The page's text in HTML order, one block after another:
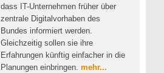
dass IT-Unternehmen früher über
zentrale Digitalvorhaben des
Bundes informiert werden.
Gleichzeitig sollen sie ihre
Erfahrungen künftig einfacher in die
Planungen einbringen. mehr...